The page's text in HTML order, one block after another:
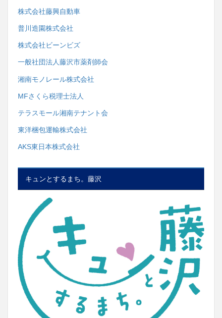
株式会社藤興自動車
普川造園株式会社
株式会社ビーンビズ
一般社団法人藤沢市薬剤師会
湘南モノレール株式会社
MFさくら税理士法人
テラスモール湘南テナント会
東洋梱包運輸株式会社
AKS東日本株式会社
キュンとするまち。藤沢